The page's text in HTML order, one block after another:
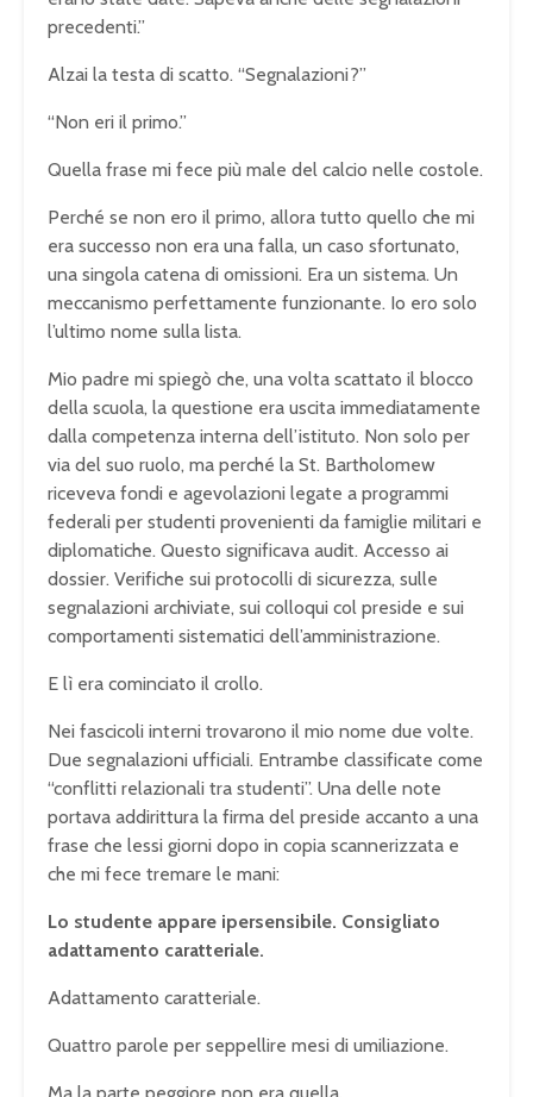
precedenti.”
Alzai la testa di scatto. “Segnalazioni?”
“Non eri il primo.”
Quella frase mi fece più male del calcio nelle costole.
Perché se non ero il primo, allora tutto quello che mi
era successo non era una falla, un caso sfortunato,
una singola catena di omissioni. Era un sistema. Un
meccanismo perfettamente funzionante. Io ero solo
l’ultimo nome sulla lista.
Mio padre mi spiegò che, una volta scattato il blocco
della scuola, la questione era uscita immediatamente
dalla competenza interna dell’istituto. Non solo per
via del suo ruolo, ma perché la St. Bartholomew
riceveva fondi e agevolazioni legate a programmi
federali per studenti provenienti da famiglie militari e
diplomatiche. Questo significava audit. Accesso ai
dossier. Verifiche sui protocolli di sicurezza, sulle
segnalazioni archiviate, sui colloqui col preside e sui
comportamenti sistematici dell’amministrazione.
E lì era cominciato il crollo.
Nei fascicoli interni trovarono il mio nome due volte.
Due segnalazioni ufficiali. Entrambe classificate come
“conflitti relazionali tra studenti”. Una delle note
portava addirittura la firma del preside accanto a una
frase che lessi giorni dopo in copia scannerizzata e
che mi fece tremare le mani:
Lo studente appare ipersensibile. Consigliato
adattamento caratteriale.
Adattamento caratteriale.
Quattro parole per seppellire mesi di umiliazione.